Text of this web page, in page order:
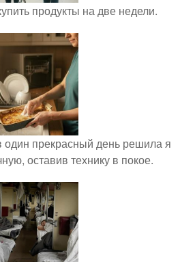
продукты на две недели.
один прекрасный день решила я
оставив технику в покое.